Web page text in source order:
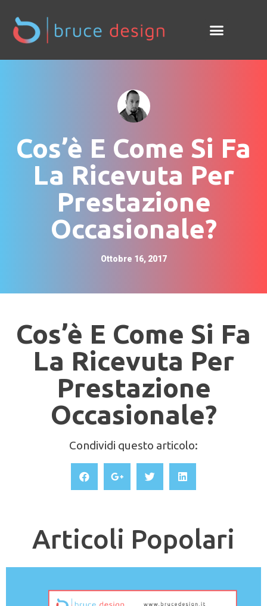
Cos’è E Come Si Fa
La Ricevuta Per
Prestazione
Occasionale?
Ottobre 16, 2017
Cos’è E Come Si Fa
La Ricevuta Per
Prestazione
Occasionale?
Condividi questo articolo:
Articoli Popolari